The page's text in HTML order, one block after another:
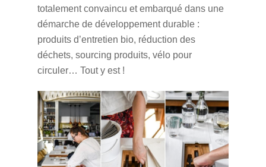
totalement convaincu et embarqué dans une
démarche de développement durable :
produits d’entretien bio, réduction des
déchets, sourcing produits, vélo pour
circuler… Tout y est !